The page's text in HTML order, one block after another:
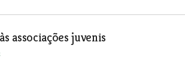
associações juvenis